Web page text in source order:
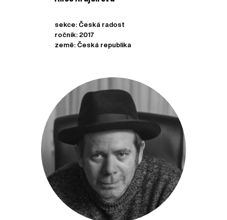
sekce: Česká radost
ročník: 2017
země: Česká republika